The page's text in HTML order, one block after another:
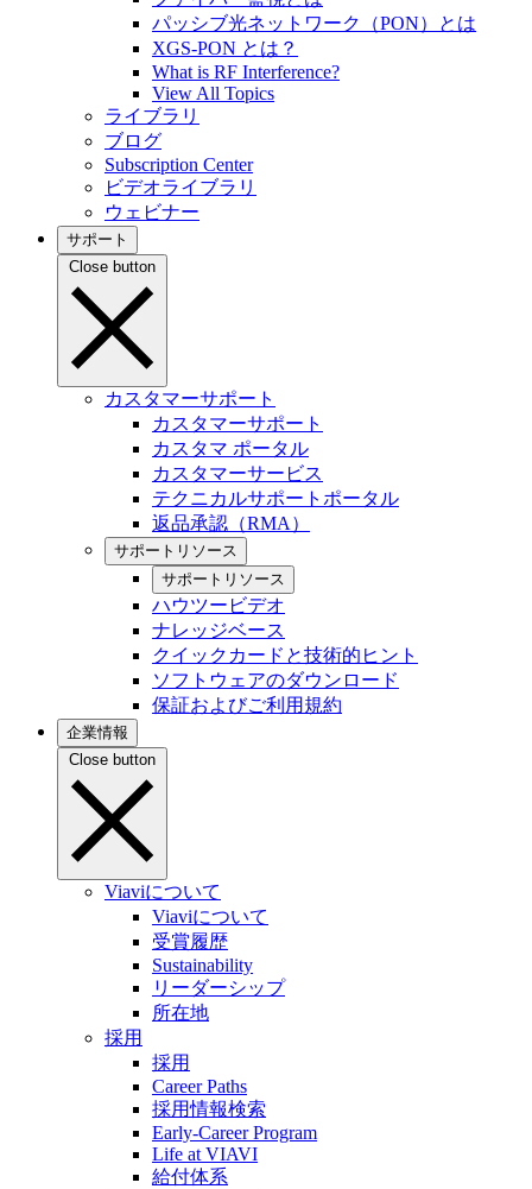
パッシブ光ネットワーク（PON）とは
XGS-PON とは？
What is RF Interference?
View All Topics
ライブラリ
ブログ
Subscription Center
ビデオライブラリ
ウェビナー
サポート
Close button
カスタマーサポート
カスタマーサポート
カスタマ ポータル
カスタマーサービス
テクニカルサポートポータル
返品承認（RMA）
サポートリソース
サポートリソース
ハウツービデオ
ナレッジベース
クイックカードと技術的ヒント
ソフトウェアのダウンロード
保証およびご利用規約
企業情報
Close button
Viaviについて
Viaviについて
受賞履歴
Sustainability
リーダーシップ
所在地
採用
採用
Career Paths
採用情報検索
Early-Career Program
Life at VIAVI
給付体系